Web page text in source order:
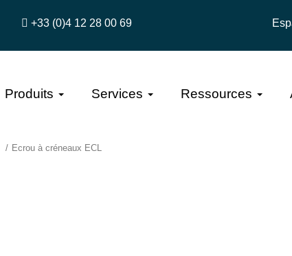
+33 (0)4 12 28 00 69
Produits Services Ressources
Ecrou à créneaux ECL